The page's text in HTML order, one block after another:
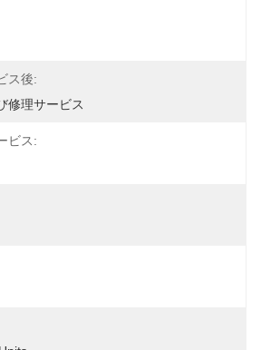
ス後:
修理サービス
ビス: